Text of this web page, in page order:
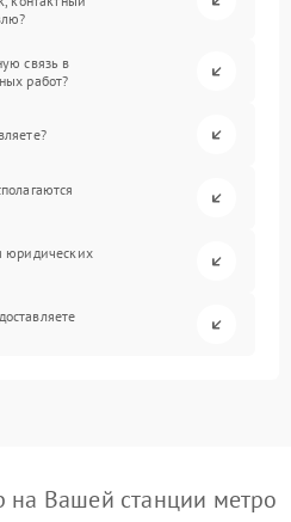
связь в
работ?
юридических
Вашей станции метро